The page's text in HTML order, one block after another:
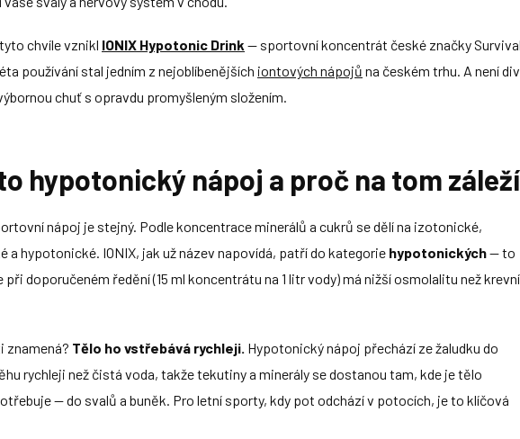
chvíle vznikl IONIX Hypotonic Drink — sportovní koncentrát české značky
používání stal jedním z nejoblíbenějších iontových nápojů na českém trhu. A není
chuť s opravdu promyšleným složením.
hypotonický nápoj a proč na tom
nápoj je stejný. Podle koncentrace minerálů a cukrů se dělí na izotonické,
a hypotonické. IONIX, jak už název napovídá, patří do kategorie hypotonických— to
při doporučeném ředění (15 ml koncentrátu na 1 litr vody) má nižší osmolalitu než krevní
znamená? Tělo ho vstřebává rychleji. Hypotonický nápoj přechází ze žaludku do
rychleji než čistá voda, takže tekutiny a minerály se dostanou tam, kde je tělo
— do svalů a buněk. Pro letní sporty, kdy pot odchází v potocích, je to klíčová